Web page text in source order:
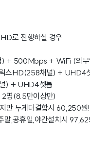
로 진행하실 경우
) + 500Mbps + WiFi (의무
스HD(258채널) + UHD4
) + UHD4셋톱
명(8.5만이상만)
만 투게더결합시 60,250원!
,공휴일,야간설치시